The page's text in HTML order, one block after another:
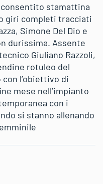
stamattina
giri completi tracciati
Simone Del Dio e
durissima. Assente
Giuliano Razzoli,
rotuleo del
l’obiettivo di
mese nell’impianto
con i
si stanno allenando